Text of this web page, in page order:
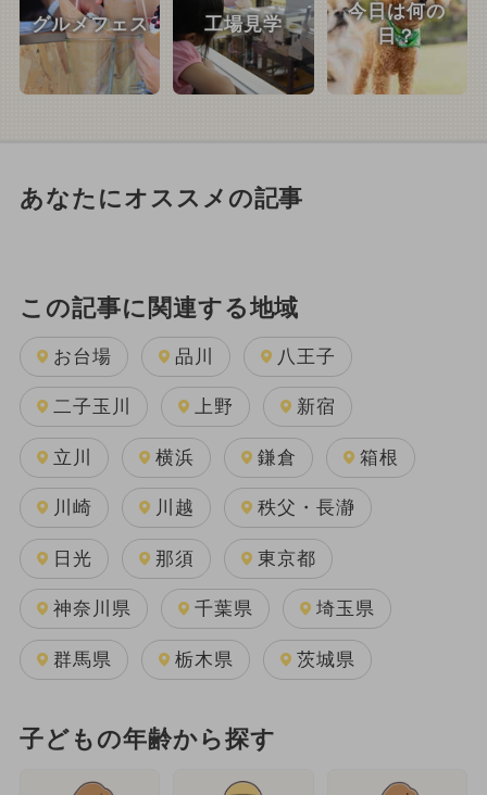
グルメフェス 工場見学
今日は何の
日？
あなたにオススメの記事
この記事に関連する地域
お台場 品川 八王子
二子玉川 上野 新宿
立川 横浜 鎌倉 箱根
川崎 川越 秩父・長瀞
日光 那須 東京都
神奈川県 千葉県 埼玉県
群馬県 栃木県 茨城県
子どもの年齢から探す